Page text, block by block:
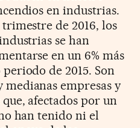
en industrias.
de 2016, los
se han
en un 6% más
de 2015. Son
medianas empresas y
afectados por un
han tenido ni el